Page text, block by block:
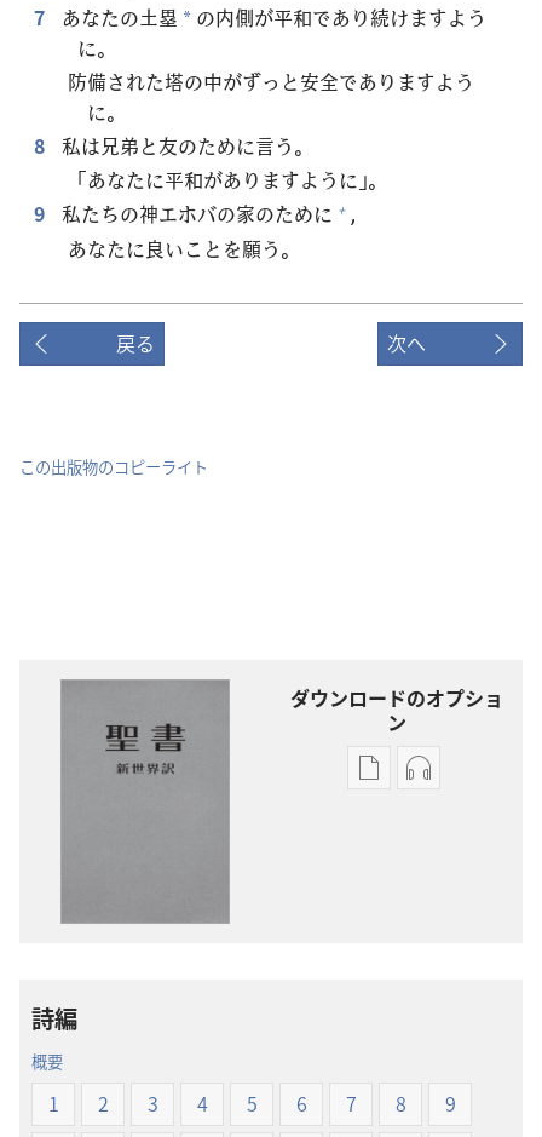
7
あなたの土塁 * の内側が平和であり続けますよう
に。
防備された塔の中がずっと安全でありますよう
に。
8
私は兄弟と友のために言う。
「あなたに平和がありますように」。
9
私たちの神エホバの家のために + ，
あなたに 良いことを願う。
戻る 次へ
この出版物のコピーライト
ダウンロードのオプショ
ン
出
プ
ショ
オー
プ
ショ
詩編
概要
1 2 3 4 5 6 7 8
9